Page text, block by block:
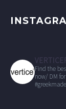
Find the
now/ DM
#greekmade